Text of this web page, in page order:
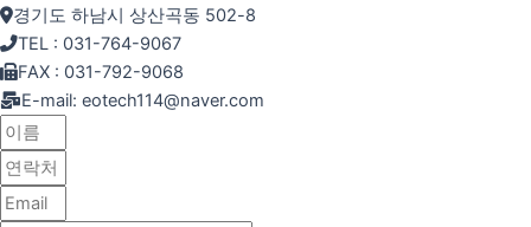
경기도 하남시 상산곡동 502-8
TEL : 031-764-9067
FAX : 031-792-9068
E-mail: eotech114@naver.com